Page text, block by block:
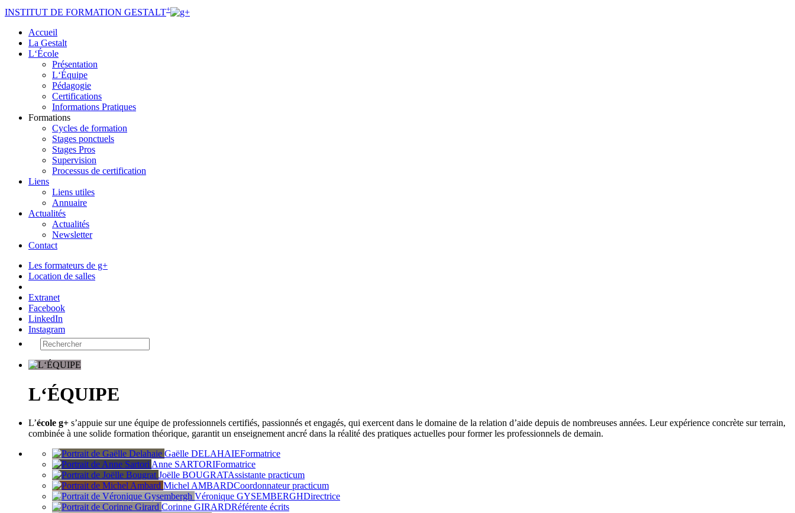
INSTITUT DE FORMATION GESTALT+
Accueil
La Gestalt
L‘École
Présentation
L‘Équipe
Pédagogie
Certifications
Informations Pratiques
Formations
Cycles de formation
Stages ponctuels
Stages Pros
Supervision
Processus de certification
Liens
Liens utiles
Annuaire
Actualités
Actualités
Newsletter
Contact
Les formateurs de g+
Location de salles
Extranet
Facebook
LinkedIn
Instagram
L‘ÉQUIPE
L’école g+ s’appuie sur une équipe de professionnels certifiés, passionnés et engagés, qui exercent dans le domaine de la relation d’aide depuis de nombreuses années. Leur expérience concrète sur terrain,
combinée à une solide formation théorique, garantit un enseignement ancré dans la réalité des pratiques actuelles pour former les professionnels de demain.
Gaëlle DELAHAIEFormatrice
Anne SARTORIFormatrice
Joëlle BOUGRATAssistante practicum
Michel AMBARDCoordonnateur practicum
Véronique GYSEMBERGHDirectrice
Corinne GIRARDRéférente écrits